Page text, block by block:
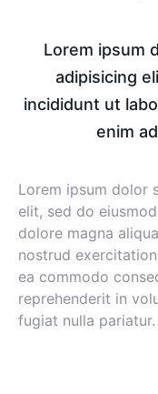
Lorem ipsum
adipisicing
incididunt ut
enim
Lorem ipsum dolor
elit, sed do
dolore magna
nostrud
ea commodo
reprehenderit in
fugiat nulla pariatur.